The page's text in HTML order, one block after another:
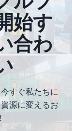
始す
合わ
すぐ私たちに
源に変えるお